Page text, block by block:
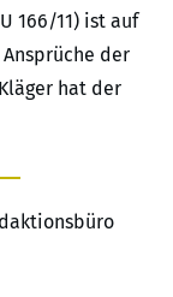
166/11) ist auf
der
hat der